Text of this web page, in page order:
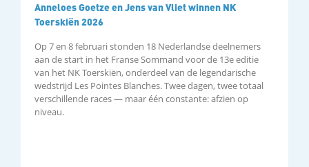
Anneloes Goetze en Jens van Vliet winnen NK
Toerskiën 2026
Op 7 en 8 februari stonden 18 Nederlandse deelnemers
aan de start in het Franse Sommand voor de 13e editie
van het NK Toerskiën, onderdeel van de legendarische
wedstrijd Les Pointes Blanches. Twee dagen, twee totaal
verschillende races — maar één constante: afzien op
niveau.